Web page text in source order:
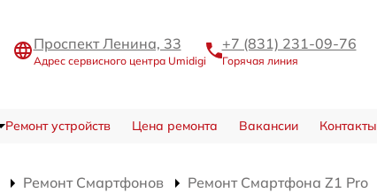
Проспект Ленина, 33
Адрес сервисного центра Umidigi
+7 (831) 231-09-76
Горячая линия
Ремонт устройств Цена ремонта Вакансии Контакты
Ремонт Смартфонов Ремонт Смартфона Z1 Pro